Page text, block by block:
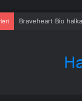
Braveheart Bio halka